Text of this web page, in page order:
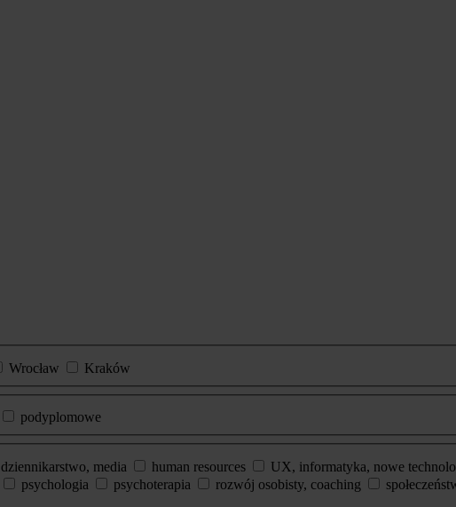
Wrocław
Kraków
podyplomowe
dziennikarstwo, media human resources UX, informatyka, nowe
psychologia psychoterapia rozwój osobisty, coaching